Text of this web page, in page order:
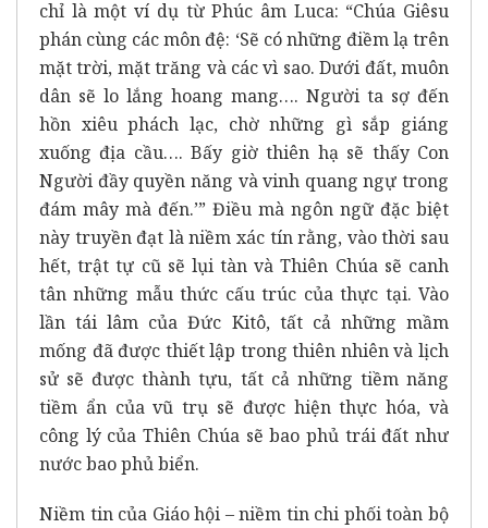
chỉ là một ví dụ từ Phúc âm Luca: “Chúa Giêsu
phán cùng các môn đệ: ‘Sẽ có những điềm lạ trên
mặt trời, mặt trăng và các vì sao. Dưới đất, muôn
dân sẽ lo lắng hoang mang…. Người ta sợ đến
hồn xiêu phách lạc, chờ những gì sắp giáng
xuống địa cầu…. Bấy giờ thiên hạ sẽ thấy Con
Người đầy quyền năng và vinh quang ngự trong
đám mây mà đến.’” Điều mà ngôn ngữ đặc biệt
này truyền đạt là niềm xác tín rằng, vào thời sau
hết, trật tự cũ sẽ lụi tàn và Thiên Chúa sẽ canh
tân những mẫu thức cấu trúc của thực tại. Vào
lần tái lâm của Đức Kitô, tất cả những mầm
mống đã được thiết lập trong thiên nhiên và lịch
sử sẽ được thành tựu, tất cả những tiềm năng
tiềm ẩn của vũ trụ sẽ được hiện thực hóa, và
công lý của Thiên Chúa sẽ bao phủ trái đất như
nước bao phủ biển.
Niềm tin của Giáo hội – niềm tin chi phối toàn bộ